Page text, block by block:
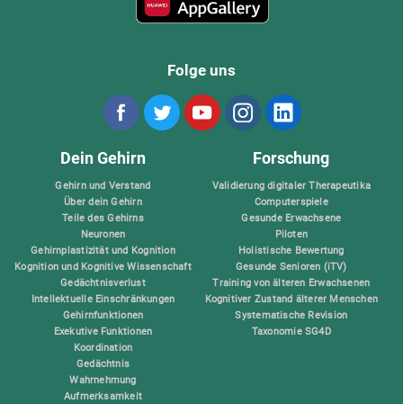
Folge uns
Dein Gehirn
Gehirn und Verstand
Über dein Gehirn
Teile des Gehirns
Neuronen
Gehirnplastizität und Kognition
Kognition und Kognitive Wissenschaft
Gedächtnisverlust
Intellektuelle Einschränkungen
Gehirnfunktionen
Exekutive Funktionen
Koordination
Gedächtnis
Wahrnehmung
Aufmerksamkeit
Forschung
Validierung digitaler Therapeutika
Computerspiele
Gesunde Erwachsene
Piloten
Holistische Bewertung
Gesunde Senioren (iTV)
Training von älteren Erwachsenen
Kognitiver Zustand älterer Menschen
Systematische Revision
Taxonomie SG4D